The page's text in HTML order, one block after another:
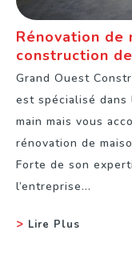
Rénovation de
construction
Grand Ouest
est spécialisé
main mais vous
rénovation de
Forte de son
l’entreprise...
Lire Plus